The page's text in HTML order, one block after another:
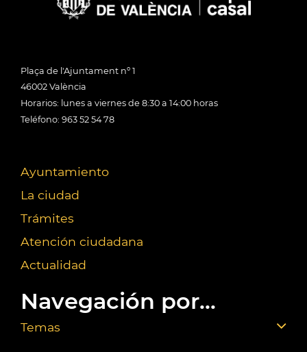
Plaça de l'Ajuntament nº 1
46002 València
Horarios: lunes a viernes de 8:30 a 14:00 horas
Teléfono: 963 52 54 78
Ayuntamiento
La ciudad
Trámites
Atención ciudadana
Actualidad
Navegación por...
Temas